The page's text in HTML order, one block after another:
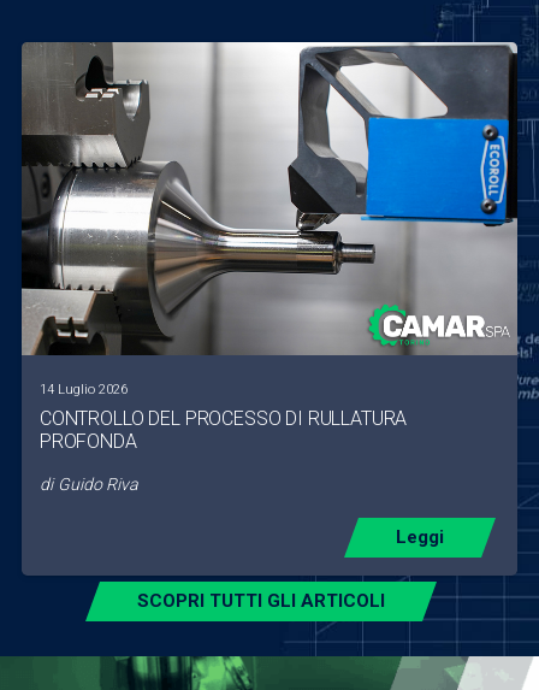
14 Luglio 2026
CONTROLLO DEL PROCESSO DI RULLATURA
PROFONDA
di Guido Riva
Leggi
SCOPRI TUTTI GLI ARTICOLI